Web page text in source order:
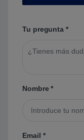
Tu pregunta *
Nombre*
Email *